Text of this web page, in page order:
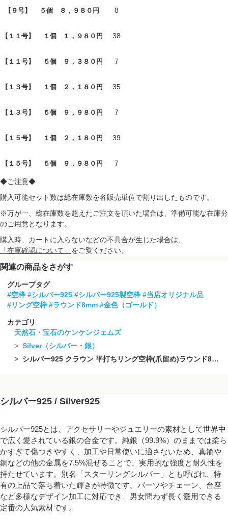
【９号】 ５個 ８，９８０円 8
【１１号】 １個 １，９８０円 38
【１１号】 ５個 ９，３８０円 7
【１３号】 １個 ２，１８０円 35
【１３号】 ５個 ９，９８０円 7
【１５号】 １個 ２，１８０円 39
【１５号】 ５個 ９，９８０円 7
◆ご注意◆
購入可能セット数は総在庫数を各販売単位で割り出したものです。
※万が一、総在庫数を超えたご注文を頂いた場合は、準備可能な在庫分
のご用意となります。
購入時、カートに入らないなどの不具合が生じた場合は、
「在庫確認について」 をご覧ください。
関連の商品をさがす
グループタグ
#空枠 #シルバー925 #シルバー925製空枠 #当店オリジナル品
#リング空枠 #ラウンド8mm #金色（ゴールド）
カテゴリ
天然石・宝石のケンケンジェムズ
Silver（シルバー・銀）
シルバー925 クラウン 平打ちリング空枠(爪留め)ラウンド8mm 18KGP 1個
シルバー925 / Silver925
シルバー925とは、アクセサリーやジュエリーの素材として世界中
で広く愛されている銀の合金です。純銀（99.9%）のままでは柔ら
かすぎて傷つきやすく、加工や日常使いに適さないため、真鍮や
銅などの他の金属を7.5%混ぜることで、実用的な強度と耐久性を
持たせています。別名「スターリングシルバー」とも呼ばれ、特
有の上品で落ち着いた輝きが特徴です。パーツやチェーン、台座
など多様なデザイン加工に対応でき、男女問わず長く愛用できる
定番の人気素材です。